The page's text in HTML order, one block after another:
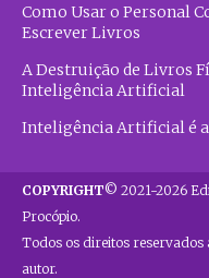
Como Usar o Personal
Escrever Livros
A Destruição de Livros
Inteligência Artificial
Inteligência Artificial é
COPYRIGHT© 2021-2026
Procópio.
Todos os direitos reservados
autor.